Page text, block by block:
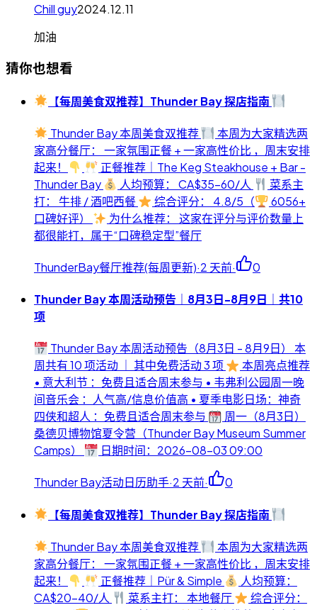
Chill guy2024.12.11
加油
猜你也想看
【每周美食双推荐】Thunder Bay 探店指南
Thunder Bay 本周美食双推荐
本周为大家精选两
家高分餐厅： 一家氛围正餐 + 一家高性价比 ，周末安排
起来！
正餐推荐｜The Keg Steakhouse + Bar -
Thunder Bay
人均预算： CA$35-60/人
菜系主
打： 牛排 / 酒吧西餐
综合评分： 4.8/5（
6056+
口碑好评）
为什么推荐： 这家在评分与评价数量上
都很能打，属于“口碑稳定型”餐厅
ThunderBay餐厅推荐(每周更新)·2 天前· 0
Thunder Bay 本周活动预告｜8月3日-8月9日｜共10
项
Thunder Bay 本周活动预告（8月3日 - 8月9日） 本
周共有 10 项活动 ｜ 其中免费活动 3 项
本周亮点推荐
• 意大利节 ：免费且适合周末参与 • 韦弗利公园周一晚
间音乐会 ：人气高/信息价值高 • 夏季电影日场：神奇
四侠和超人 ：免费且适合周末参与
周一（8月3日）
桑德贝博物馆夏令营（Thunder Bay Museum Summer
Camps）
日期时间：2026-08-03 09:00
Thunder Bay活动日历助手·2 天前· 0
【每周美食双推荐】Thunder Bay 探店指南
Thunder Bay 本周美食双推荐
本周为大家精选两
家高分餐厅： 一家氛围正餐 + 一家高性价比 ，周末安排
起来！
正餐推荐｜Pür & Simple
人均预算：
CA$20-40/人
菜系主打： 本地餐厅
综合评分：